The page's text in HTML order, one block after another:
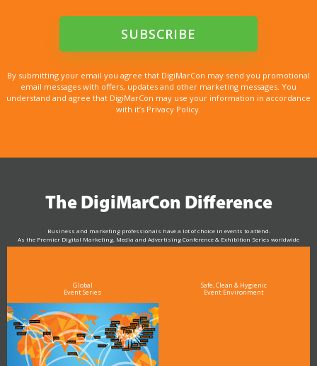
By submitting your email you agree that DigiMarCon may send you promotional
email messages with offers, updates and other marketing messages. You
understand and agree that DigiMarCon may use your information in accordance
with it’s Privacy Policy.
The DigiMarCon Difference
Business and marketing professionals have a lot of choice in events to attend.
As the Premier Digital Marketing, Media and Advertising Conference & Exhibition Series worldwide
see why DigiMarCon stands out above the rest in the marketing industry
Global
Event Series
Safe, Clean & Hygienic
Event Environment